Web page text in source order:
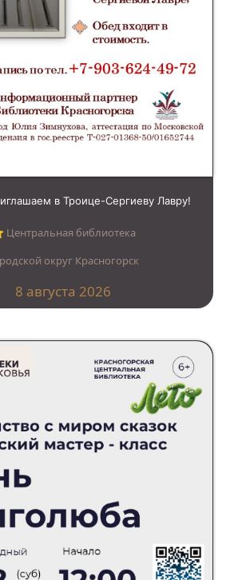
в Троице-Сергиеву Лавру!
Центральная библиотека
округ Красногорск
8 августа 2026